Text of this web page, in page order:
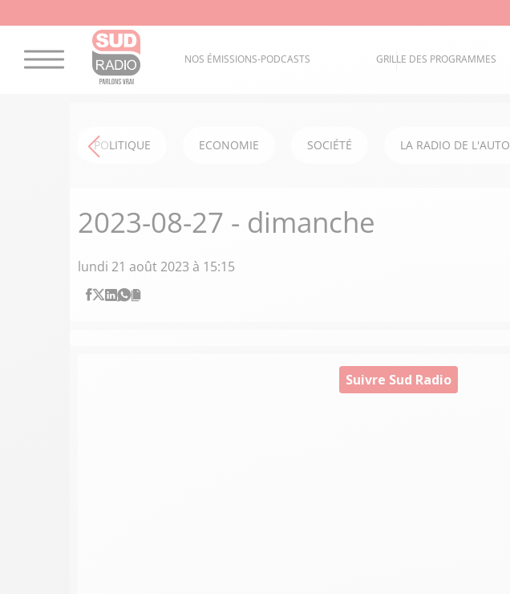
NOS ÉMISSIONS-PODCASTS GRILLE DES PROGRAMMES
POLITIQUE ECONOMIE SOCIÉTÉ LA RADIO DE L'AUTO
2023-08-27 - dimanche
lundi 21 août 2023 à 15:15
Suivre Sud Radio